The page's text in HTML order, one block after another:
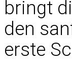
bringt
den
erste